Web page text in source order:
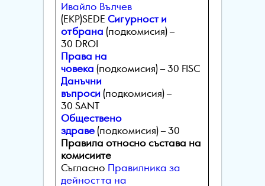
Ивайло Вълчев
(ЕКР)SEDEСигурност и
отбрана (подкомисия) –
30 DROI
Права на
човека (подкомисия) – 30 FISC
Данъчни
въпроси (подкомисия) –
30 SANT
Обществено
здраве (подкомисия) – 30
Правила относно състава на
комисиите
Съгласно
Правилника за
дейността на